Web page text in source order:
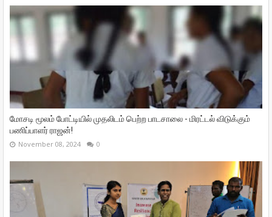
மோசடி மூலம் போட்டியில் முதலிடம் பெற்ற பாடசாலை - மிரட்டல் விடுக்கும்
பணிப்பாளர் ராஜன்!
November 08, 2024 0